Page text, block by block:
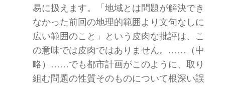
易に扱えます。「地域とは問題が解決でき
なかった前回の地理的範囲より文句なしに
広い範囲のこと」という皮肉な批評は、こ
の意味では皮肉ではありません。……（中
略）……でも都市計画がこのように、取り
組む問題の性質そのものについて根深い誤